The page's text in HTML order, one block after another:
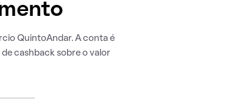
QuintoAndar. A conta é
de cashback sobre o valor